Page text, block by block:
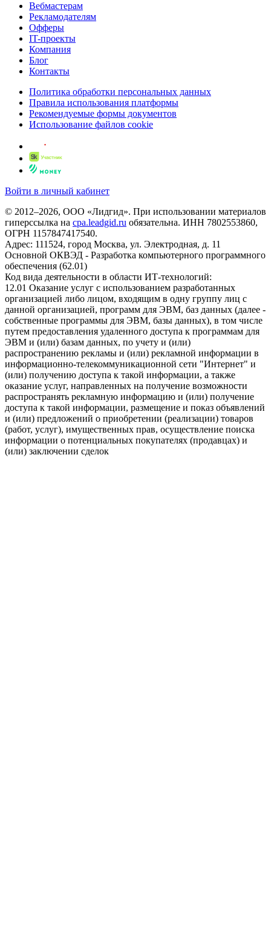
Вебмастерам
Рекламодателям
Офферы
IT-проекты
Компания
Блог
Контакты
Политика обработки персональных данных
Правила использования платформы
Рекомендуемые формы документов
Использование файлов cookie
Войти в личный кабинет
© 2012–2026, ООО «Лидгид». При использовании материалов
гиперссылка на cpa.leadgid.ru обязательна. ИНН 7802553860,
ОГРН 1157847417540.
Адрес: 111524, город Москва, ул. Электродная, д. 11
Основной ОКВЭД - Разработка компьютерного программного
обеспечения (62.01)
Код вида деятельности в области ИТ-технологий:
12.01 Оказание услуг с использованием разработанных
организацией либо лицом, входящим в одну группу лиц с
данной организацией, программ для ЭВМ, баз данных (далее -
собственные программы для ЭВМ, базы данных), в том числе
путем предоставления удаленного доступа к программам для
ЭВМ и (или) базам данных, по учету и (или)
распространению рекламы и (или) рекламной информации в
информационно-телекоммуникационной сети "Интернет" и
(или) получению доступа к такой информации, а также
оказание услуг, направленных на получение возможности
распространять рекламную информацию и (или) получение
доступа к такой информации, размещение и показ объявлений
и (или) предложений о приобретении (реализации) товаров
(работ, услуг), имущественных прав, осуществление поиска
информации о потенциальных покупателях (продавцах) и
(или) заключении сделок